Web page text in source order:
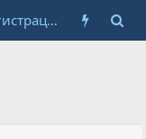
Регистрация